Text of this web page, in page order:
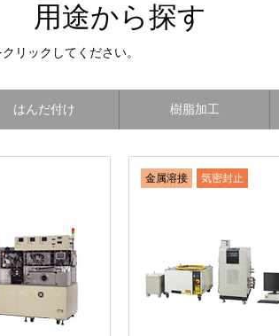
用途から探す
リックしてください。
はんだ付け 樹脂加工
金属溶接 気密封止